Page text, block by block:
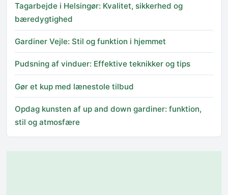
Tagarbejde i Helsingør: Kvalitet, sikkerhed og
bæredygtighed
Gardiner Vejle: Stil og funktion i hjemmet
Pudsning af vinduer: Effektive teknikker og tips
Gør et kup med lænestole tilbud
Opdag kunsten af up and down gardiner: funktion,
stil og atmosfære